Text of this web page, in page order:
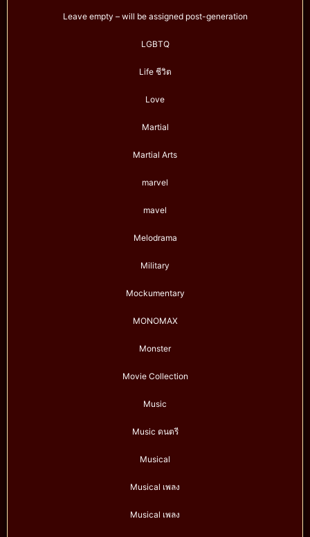
Leave empty – will be assigned post-generation
LGBTQ
Life ชีวิต
Love
Martial
Martial Arts
marvel
mavel
Melodrama
Military
Mockumentary
MONOMAX
Monster
Movie Collection
Music
Music ดนตรี
Musical
Musical เพลง
Musical เพลง